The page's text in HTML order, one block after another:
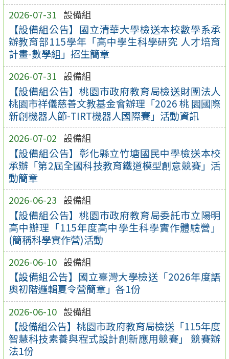
2026-07-31 設備組
【設備組公告】國立清華大學檢送本校數學系承
辦教育部115學年「高中學生科學研究 人才培育
計畫-數學組」招生簡章
2026-07-31 設備組
【設備組公告】桃園市政府教育局檢送財團法人
桃園市祥儀慈善文教基金會辦理「2026 桃 園國際
新創機器人節-TIRT機器人國際賽」活動資訊
2026-07-02 設備組
【設備組公告】彰化縣立竹塘國民中學檢送本校
承辦「第2屆全國科技教育鐵道模型創意競賽」活
動簡章
2026-06-23 設備組
【設備組公告】桃園市政府教育局委託市立陽明
高中辦理「115年度高中學生科學實作體驗營」
(簡稱科學實作營)活動
2026-06-10 設備組
【設備組公告】國立臺灣大學檢送「2026年度語
奧初階邏輯夏令營簡章」各1份
2026-06-10 設備組
【設備組公告】桃園市政府教育局檢送「115年度
智慧科技素養與程式設計創新應用競賽」 競賽辦
法1份